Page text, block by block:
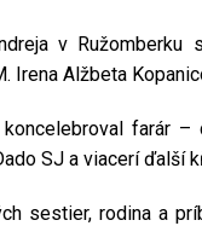
v Ružomberku
Irena Alžbeta
farár –
SJ a viacerí ďalší
sestier, rodina a